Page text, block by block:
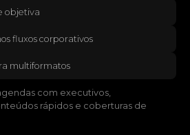
objetiva
fluxos corporativos
multiformatos
com executivos,
rápidos e coberturas de